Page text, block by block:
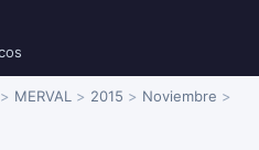
MERVAL 2015
Noviembre